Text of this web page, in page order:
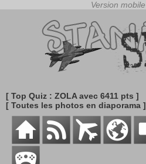
[ Top Quiz : ZOLA avec 6411 pts ]
[ Toutes les photos en diaporama ]